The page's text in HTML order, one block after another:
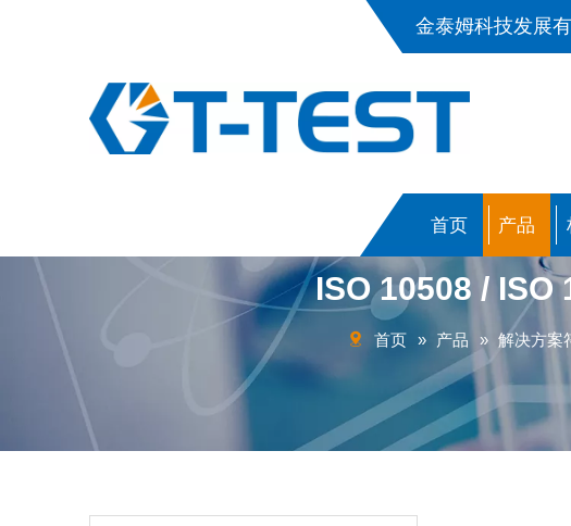
金泰姆科技发展
首页 产品
ISO 10508 / ISO
首页 » 产品 » 解决方案